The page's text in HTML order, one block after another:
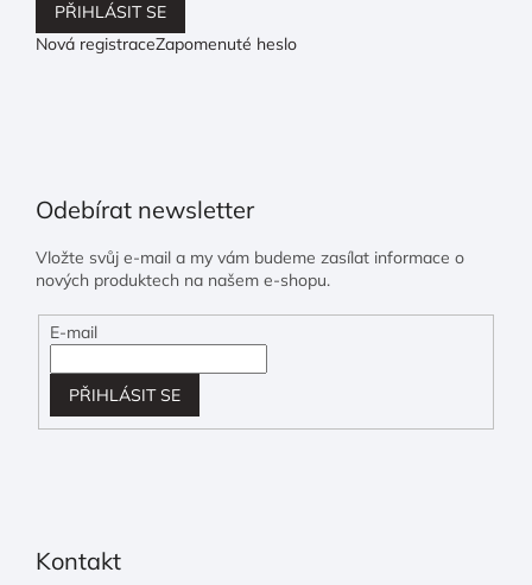
PŘIHLÁSIT SE
Nová registraceZapomenuté heslo
Odebírat newsletter
Vložte svůj e-mail a my vám budeme zasílat informace o
nových produktech na našem e-shopu.
E-mail
PŘIHLÁSIT SE
Kontakt